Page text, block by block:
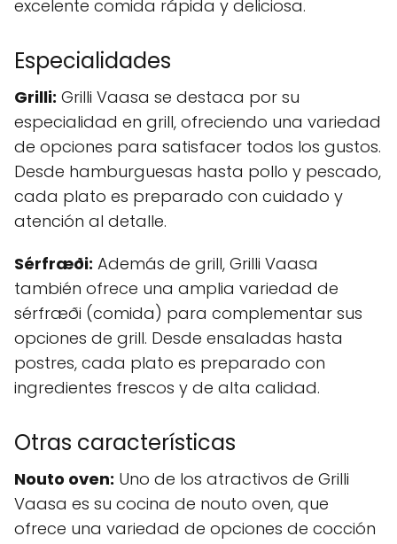
excelente comida rápida y deliciosa.
Especialidades
Grilli: Grilli Vaasa se destaca por su
especialidad en grill, ofreciendo una variedad
de opciones para satisfacer todos los gustos.
Desde hamburguesas hasta pollo y pescado,
cada plato es preparado con cuidado y
atención al detalle.
Sérfræði: Además de grill, Grilli Vaasa
también ofrece una amplia variedad de
sérfræði (comida) para complementar sus
opciones de grill. Desde ensaladas hasta
postres, cada plato es preparado con
ingredientes frescos y de alta calidad.
Otras características
Nouto oven: Uno de los atractivos de Grilli
Vaasa es su cocina de nouto oven, que
ofrece una variedad de opciones de cocción